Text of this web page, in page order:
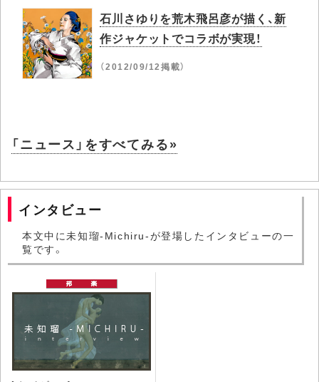
石川さゆりを荒木飛呂彦が描く、新
作ジャケットでコラボが実現！
（2012/09/12掲載）
「ニュース」をすべてみる»
インタビュー
本文中に未知瑠-Michiru-が登場したインタビューの一
覧です。